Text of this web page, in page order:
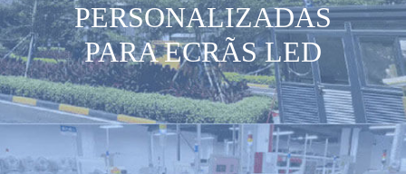
PERSONALIZADAS
PARA ECRÃS LED